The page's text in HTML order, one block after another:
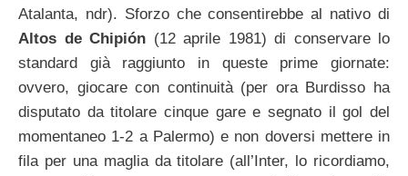
Atalanta, ndr). Sforzo che consentirebbe al nativo di
Altos de Chipión (12 aprile 1981) di conservare lo
standard già raggiunto in queste prime giornate:
ovvero, giocare con continuità (per ora Burdisso ha
disputato da titolare cinque gare e segnato il gol del
momentaneo 1-2 a Palermo) e non doversi mettere in
fila per una maglia da titolare (all’Inter, lo ricordiamo,